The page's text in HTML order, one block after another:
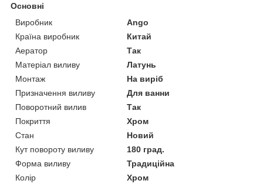
Основні
Виробник
Ango
Країна виробник
Китай
Аератор
Так
Матеріал виливу
Латунь
Монтаж
На виріб
Призначення виливу
Для ванни
Поворотний вилив
Так
Покриття
Хром
Стан
Новий
Кут повороту виливу
180 град.
Форма виливу
Традиційна
Колір
Хром